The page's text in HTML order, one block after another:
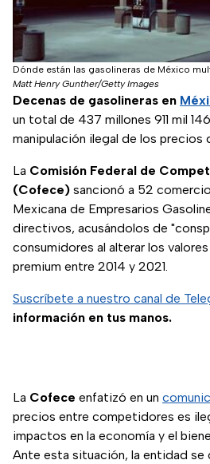
Dónde están las gasolineras de México
Matt Henry Gunther/Getty Images
Decenas de gasolineras en
un total de 437 millones 911 mil
manipulación ilegal de los precios
La Comisión Federal de
(Cofece) sancionó a 52
Mexicana de Empresarios
directivos, acusándolos de
consumidores al alterar los
premium entre 2014 y 2021.
Suscríbete a nuestro canal de
información en tus manos.
La Cofece enfatizó en un
precios entre competidores es
impactos en la economía y el
Ante esta situación, la entidad